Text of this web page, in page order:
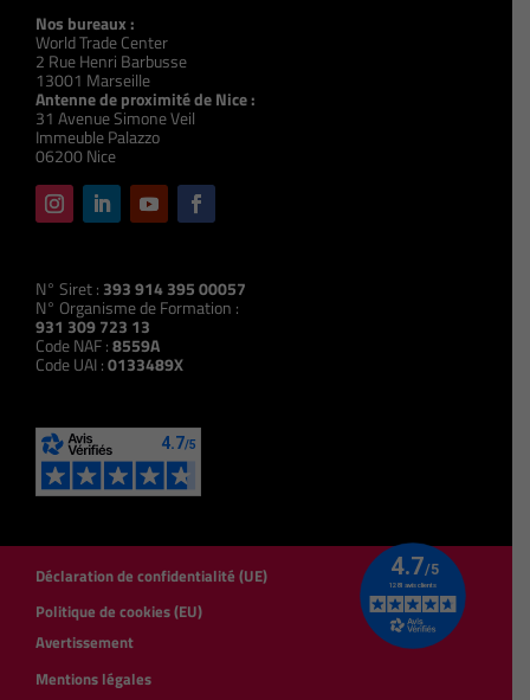
Nos bureaux :
World Trade Center
2 Rue Henri Barbusse
13001 Marseille
Antenne de proximité de Nice :
31 Avenue Simone Veil
Immeuble Palazzo
06200 Nice
N° Siret : 393 914 395 00057
N° Organisme de Formation :
931 309 723 13
Code NAF :8559A
Code UAI :0133489X
Déclaration de confidentialité (UE)
Politique de cookies (EU)
Avertissement
Mentions légales